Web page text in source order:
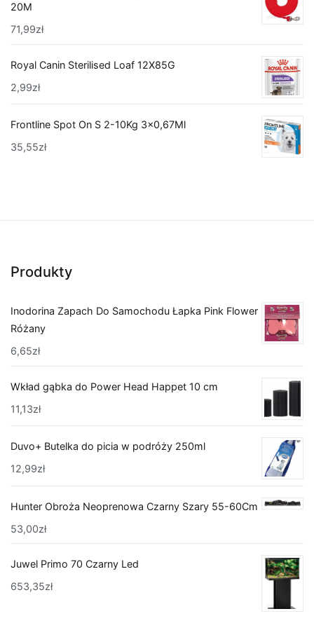
20M
71,99zł
Royal Canin Sterilised Loaf 12X85G
2,99zł
Frontline Spot On S 2-10Kg 3x0,67Ml
35,55zł
Produkty
Inodorina Zapach Do Samochodu Łapka Pink Flower
Różany
6,65zł
Wkład gąbka do Power Head Happet 10 cm
11,13zł
Duvo+ Butelka do picia w podróży 250ml
12,99zł
Hunter Obroża Neoprenowa Czarny Szary 55-60Cm
53,00zł
Juwel Primo 70 Czarny Led
653,35zł